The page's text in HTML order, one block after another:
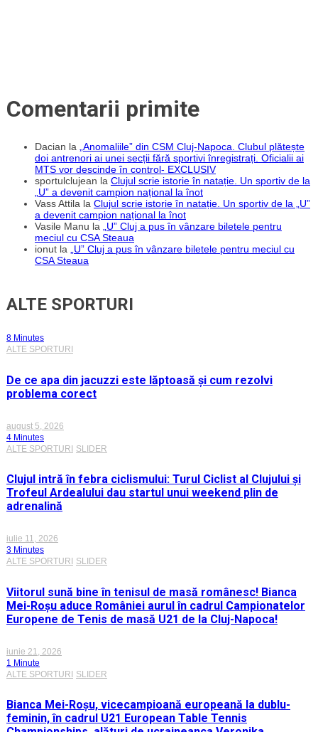
Comentarii primite
Dacian la „Anomaliile” din CSM Cluj-Napoca. Clubul plătește
doi antrenori ai unei secții fără sportivi înregistrați. Oficialii ai
MTS vor descinde în control- EXCLUSIV
sportulclujean la Clujul scrie istorie în natație. Un sportiv de la
„U” a devenit campion național la înot
Vass Attila la Clujul scrie istorie în natație. Un sportiv de la „U”
a devenit campion național la înot
Vasile Manu la „U” Cluj a pus în vânzare biletele pentru
meciul cu CSA Steaua
ionut la „U” Cluj a pus în vânzare biletele pentru meciul cu
CSA Steaua
ALTE SPORTURI
8 Minutes
ALTE SPORTURI
De ce apa din jacuzzi este lăptoasă și cum rezolvi
problema corect
august 5, 2026
4 Minutes
ALTE SPORTURI SLIDER
Clujul intră în febra ciclismului: Turul Ciclist al Clujului și
Trofeul Ardealului dau startul unui weekend plin de
adrenalină
iulie 11, 2026
3 Minutes
ALTE SPORTURI
SLIDER
Viitorul sună bine în tenisul de masă românesc! Bianca
Mei-Roșu aduce României aurul în cadrul Campionatelor
Europene de Tenis de masă U21 de la Cluj-Napoca!
iunie 21, 2026
1 Minute
ALTE SPORTURI SLIDER
Bianca Mei-Roșu, vicecampioană europeană la dublu-
feminin, în cadrul U21 European Table Tennis